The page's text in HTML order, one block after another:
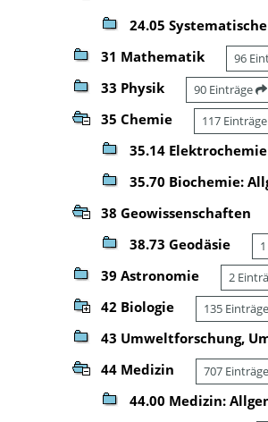
24.05
31 Mathematik 96
33 Physik 90 Einträge
35 Chemie 117 Einträge
35.14 Elektrochemie
35.70 Biochemie:
38 Geowissenschaften
38.73 Geodäsie
39 Astronomie 2
42 Biologie 135 Einträge
43 Umweltforschung,
44 Medizin 707 Einträge
44.00 Medizin: